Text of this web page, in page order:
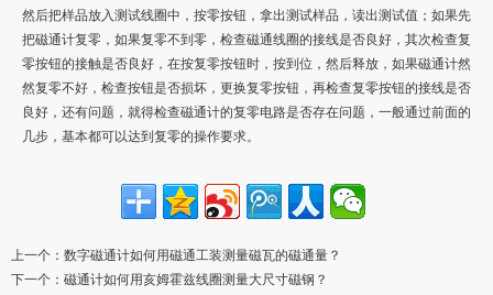
然后把样品放入测试线圈中，按零按钮，拿出测试样品，读出测试值；如果先
把磁通计复零，如果复零不到零，检查磁通线圈的接线是否良好，其次检查复
零按钮的接触是否良好，在按复零按钮时，按到位，然后释放，如果磁通计然
然复零不好，检查按钮是否损坏，更换复零按钮，再检查复零按钮的接线是否
良好，还有问题，就得检查磁通计的复零电路是否存在问题，一般通过前面的
几步，基本都可以达到复零的操作要求。
上一个： 数字磁通计如何用磁通工装测量磁瓦的磁通量？
下一个： 磁通计如何用亥姆霍兹线圈测量大尺寸磁钢？